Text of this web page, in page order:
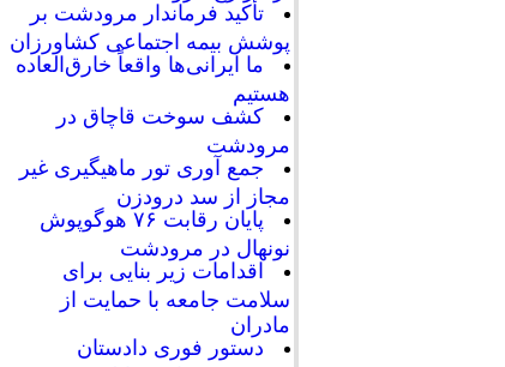
تأکید فرماندار مرودشت بر
پوشش بیمه اجتماعی کشاورزان
ما ایرانی‌ها واقعاً خارق‌العاده
هستیم
کشف سوخت قاچاق در
مرودشت
جمع آوری تور ماهیگیری غیر
مجاز از سد درودزن
پایان رقابت‌ ۷۶ هوگوپوش
نونهال در مرودشت
اقدامات زیر بنایی برای
سلامت جامعه با حمایت از
مادران
دستور فوری دادستان